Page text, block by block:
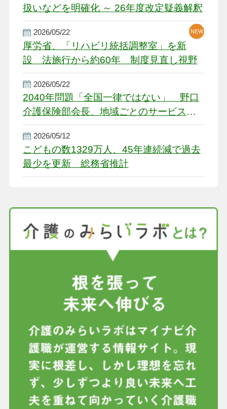
扱いなどを明確化 ～ 26年度改定疑義解釈
2026/05/22
厚労省、「リハビリ統括調整室」を新
設 法施行から約60年 制度見直し視野
NEW
2026/05/22
2040年問題「全国一律ではない」 野口
介護保険部会長、地域ごとのサービス基
盤整備を促す
2026/05/12
こどもの数1329万人、45年連続減で過去
最少を更新 総務省推計